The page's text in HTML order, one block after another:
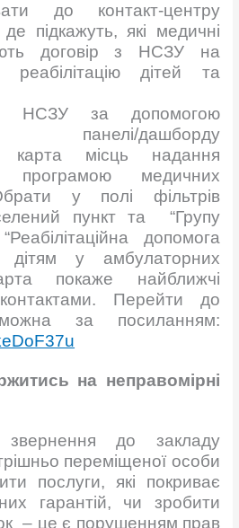
до контакт-центру
підкажуть, які медичні
договір з НСЗУ на
реабілітацію дітей та
за допомогою
панелі/дашборду
карта місць надання
медичних
у полі фільтрів
пункт та “Групу
допомога
у амбулаторних
покаже найближчі
Перейти до
за посиланням:
на неправомірні
до закладу
переміщеної особи
послуги, які покриває
гарантій, чи зробити
– це є порушенням прав